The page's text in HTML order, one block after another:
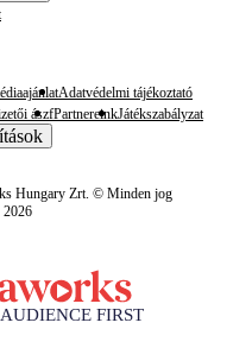
Adatvédelmi tájékoztató
ászfPartnereinkJátékszabályzat
Hungary Zrt. © Minden jog
2026